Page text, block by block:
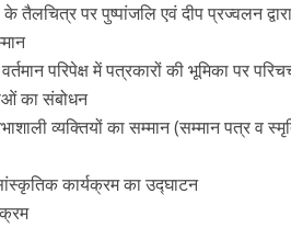
के तैलचित्र पर पुष्पांजलि एवं दीप प्रज्वलन
परिपेक्ष में पत्रकारों की भूमिका पर
का संबोधन
व्यक्तियों का सम्मान (सम्मान पत्र व
सांस्कृतिक कार्यक्रम का उद्घाटन